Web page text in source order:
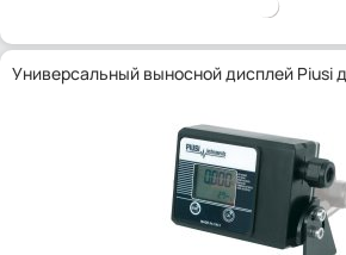
Универсальный выносной дисплей Piusi